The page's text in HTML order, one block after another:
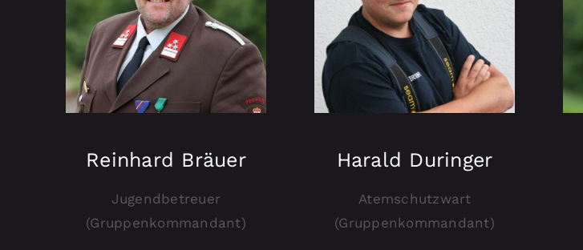
Reinhard Bräuer
Jugendbetreuer
(Gruppenkommandant)
Harald Duringer
Atemschutzwart
(Gruppenkommandant)